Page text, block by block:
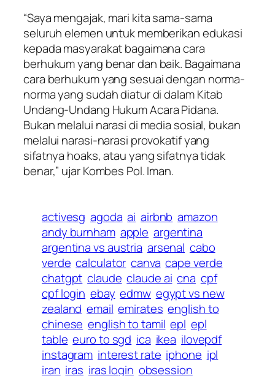
“Saya mengajak, mari kita sama-sama
seluruh elemen untuk memberikan edukasi
kepada masyarakat bagaimana cara
berhukum yang benar dan baik. Bagaimana
cara berhukum yang sesuai dengan norma-
norma yang sudah diatur di dalam Kitab
Undang-Undang Hukum Acara Pidana.
Bukan melalui narasi di media sosial, bukan
melalui narasi-narasi provokatif yang
sifatnya hoaks, atau yang sifatnya tidak
benar,” ujar Kombes Pol. Iman.
activesg agoda ai airbnb amazon
andy burnham apple argentina
argentina vs austria arsenal cabo
verde calculator canva cape verde
chatgpt claude claude ai cna cpf
cpf login ebay edmw egypt vs new
zealand email emirates english to
chinese english to tamil epl epl
table euro to sgd ica ikea ilovepdf
instagram interest rate iphone ipl
iran iras iras login obsession